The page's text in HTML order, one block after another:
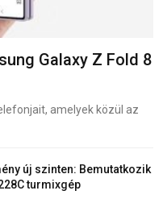
Galaxy Z Fold 8
amelyek közül az
új szinten: Bemutatkozik
turmixgép